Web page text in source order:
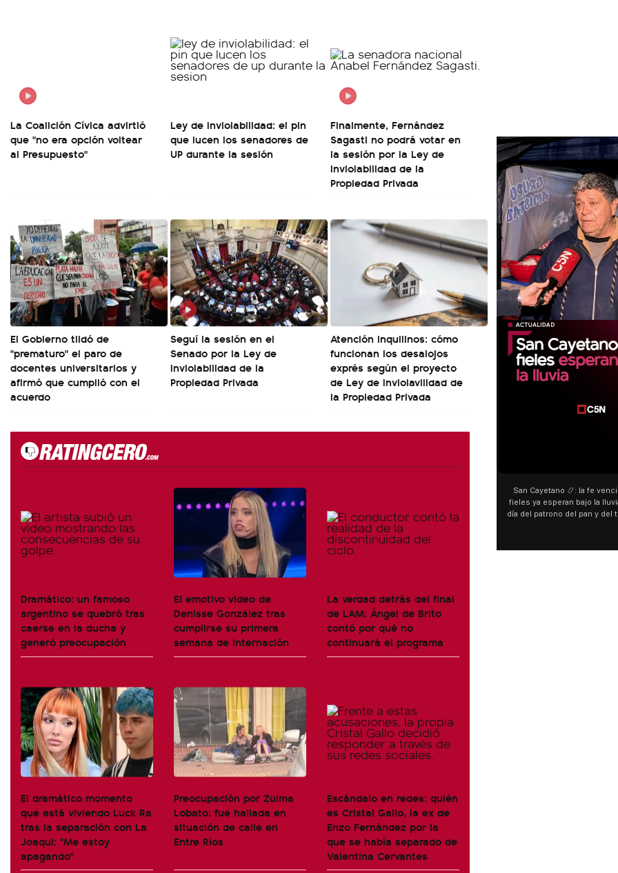
La Coalición Cívica advirtió
que "no era opción voltear
al Presupuesto"
Ley de Inviolabilidad: el pin
que lucen los senadores de
UP durante la sesión
Finalmente, Fernández
Sagasti no podrá votar en
la sesión por la Ley de
Inviolabilidad de la
Propiedad Privada
El Gobierno tildó de
"prematuro" el paro de
docentes universitarios y
afirmó que cumplió con el
acuerdo
Seguí la sesión en el
Senado por la Ley de
Inviolabilidad de la
Propiedad Privada
Atención inquilinos: cómo
funcionan los desalojos
exprés según el proyecto
de Ley de Inviolavilidad de
la Propiedad Privada
Dramático: un famoso
argentino se quebró tras
caerse en la ducha y
generó preocupación
El emotivo video de
Denisse González tras
cumplirse su primera
semana de internación
La verdad detrás del final
de LAM: Ángel de Brito
contó por qué no
continuará el programa
El dramático momento
que está viviendo Luck Ra
tras la separación con La
Joaqui: "Me estoy
apagando"
Preocupación por Zulma
Lobato: fue hallada en
situación de calle en
Entre Ríos
Escándalo en redes: quién
es Cristal Gallo, la ex de
Enzo Fernández por la
que se había separado de
Valentina Cervantes
San Cayetano 📿: la fe
fieles ya esperan bajo la
día del patrono del pan y del
y pedir. 🎙️